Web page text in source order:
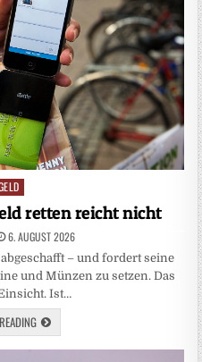
retten reicht nicht
6. AUGUST 2026
– und fordert seine
und Münzen zu setzen. Das
Ist…